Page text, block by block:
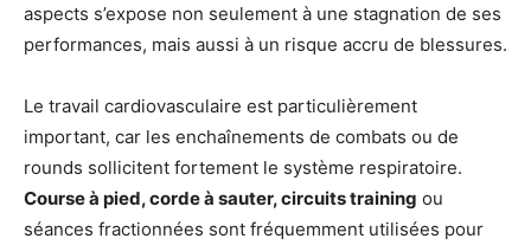
aspects s’expose non seulement à une stagnation de ses
performances, mais aussi à un risque accru de blessures.
Le travail cardiovasculaire est particulièrement
important, car les enchaînements de combats ou de
rounds sollicitent fortement le système respiratoire.
Course à pied, corde à sauter, circuits training ou
séances fractionnées sont fréquemment utilisées pour